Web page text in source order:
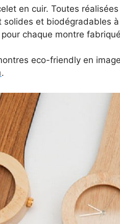
en cuir. Toutes
et biodégradables à
pour chaque montre
eco-friendly en
.